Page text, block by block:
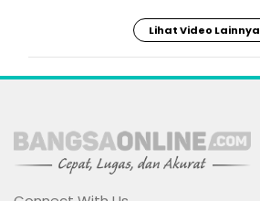
Lihat Video Lainnya